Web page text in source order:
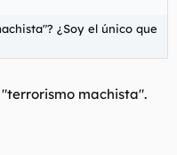
¿Soy el único que
machista".